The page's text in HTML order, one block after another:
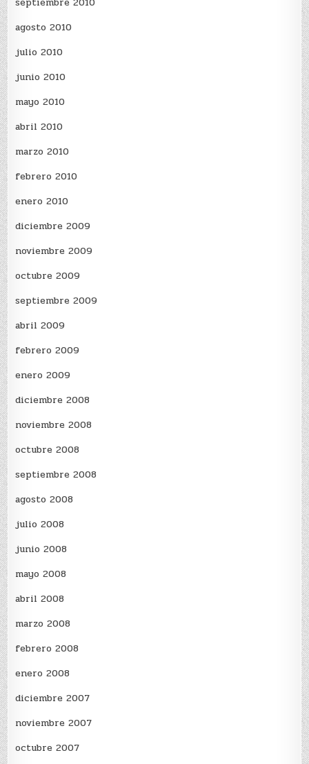
agosto 2010
julio 2010
junio 2010
mayo 2010
abril 2010
marzo 2010
febrero 2010
enero 2010
diciembre 2009
noviembre 2009
octubre 2009
septiembre 2009
abril 2009
febrero 2009
enero 2009
diciembre 2008
noviembre 2008
octubre 2008
septiembre 2008
agosto 2008
julio 2008
junio 2008
mayo 2008
abril 2008
marzo 2008
febrero 2008
enero 2008
diciembre 2007
noviembre 2007
octubre 2007